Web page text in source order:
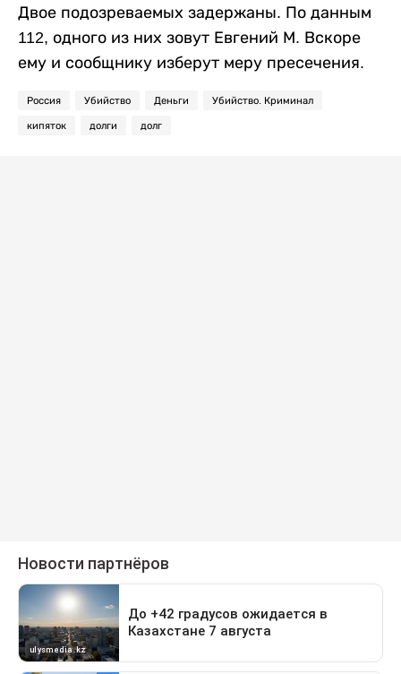
Двое подозреваемых задержаны. По данным
112, одного из них зовут Евгений М. Вскоре
ему и сообщнику изберут меру пресечения.
Россия Убийство Деньги Убийство. Криминал
кипяток долги долг